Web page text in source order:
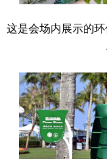
这是会场内展示的